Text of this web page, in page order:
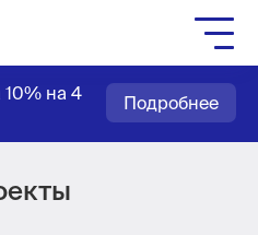
на 4
Подробнее